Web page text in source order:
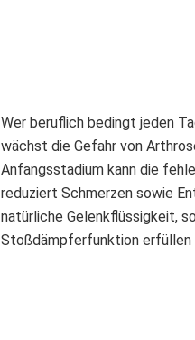
Wer beruflich bedingt jeden
wächst die Gefahr von
Anfangsstadium kann die
reduziert Schmerzen sowie
natürliche Gelenkflüssigkeit,
Stoßdämpferfunktion erfüllen